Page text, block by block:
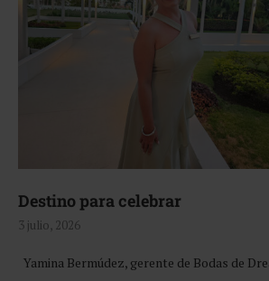
Destino para celebrar
3 julio, 2026
Yamina Bermúdez, gerente de Bodas de